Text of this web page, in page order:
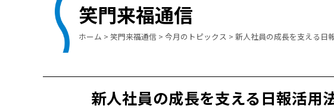
笑門来福通信
ホーム > 笑門来福通信 > 今月のトピックス > 新人社員の成長を支える
新人社員の成長を支える日報活